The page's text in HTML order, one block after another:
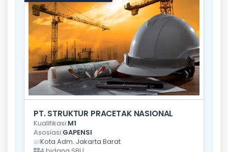
PT. STRUKTUR PRACETAK NASIONAL
Kualifikasi:M1
Asosiasi:GAPENSI
Kota Adm. Jakarta Barat